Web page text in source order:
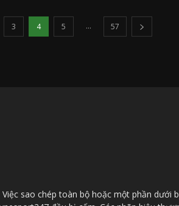
3 4 5 ... 57
Việc sao chép toàn bộ hoặc một phần dưới